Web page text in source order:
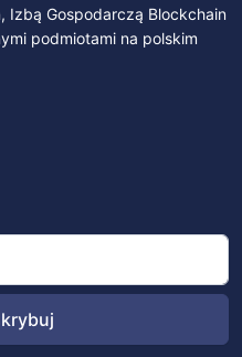
Izbą Gospodarczą Blockchain
podmiotami na polskim